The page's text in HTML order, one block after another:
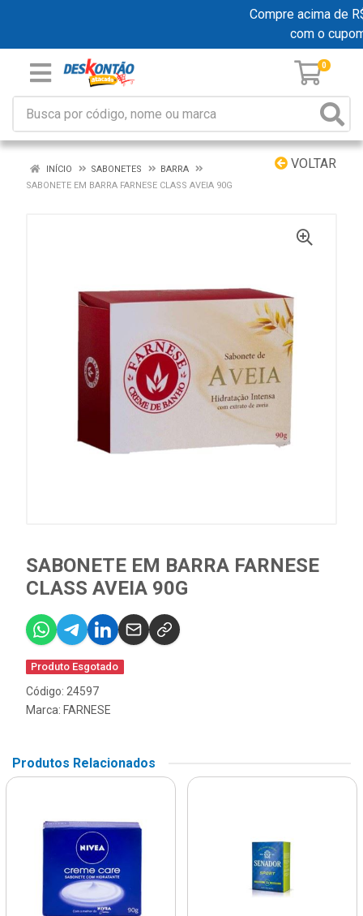
Compre acima de
com o
0
VOLTAR
INÍCIO SABONETES
BARRA
SABONETE EM BARRA FARNESE CLASS AVEIA 90G
SABONETE EM BARRA FARNESE
CLASS AVEIA 90G
Produto Esgotado
Código: 24597
Marca: FARNESE
Produtos Relacionados